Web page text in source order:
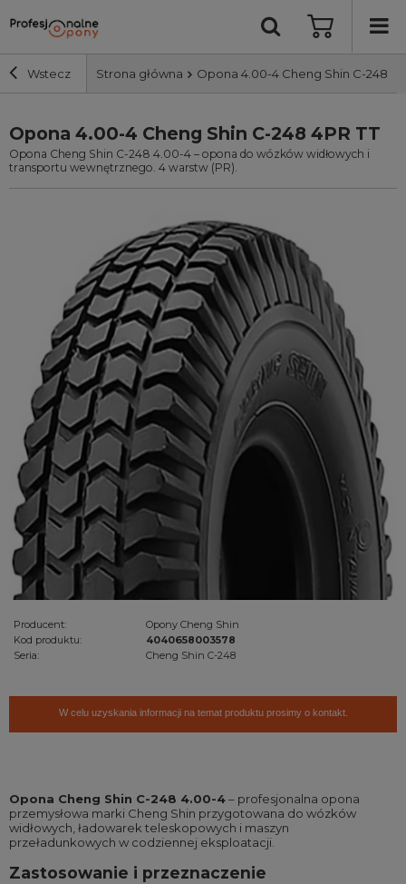
Wstecz Strona główna Opona 4.00-4 Cheng Shin C-248
Szerokość i profil
Nośność
Wyszukaj
Opona 4.00-4 Cheng Shin C-248 4PR TT
Opona Cheng Shin C-248 4.00-4 – opona do wózków widłowych i
transportu wewnętrznego. 4 warstw (PR).
Producent:
Opony Cheng Shin
Kod produktu:
4040658003578
Seria:
Cheng Shin C-248
W celu uzyskania informacji na temat produktu prosimy o kontakt.
Opona Cheng Shin C-248 4.00-4– profesjonalna opona
przemysłowa marki Cheng Shin przygotowana do wózków
widłowych, ładowarek teleskopowych i maszyn
przeładunkowych w codziennej eksploatacji.
Zastosowanie i przeznaczenie